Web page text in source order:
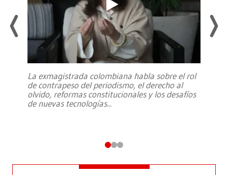
La exmagistrada colombiana habla sobre el rol
de contrapeso del periodismo, el derecho al
olvido, reformas constitucionales y los desafíos
de nuevas tecnologías...